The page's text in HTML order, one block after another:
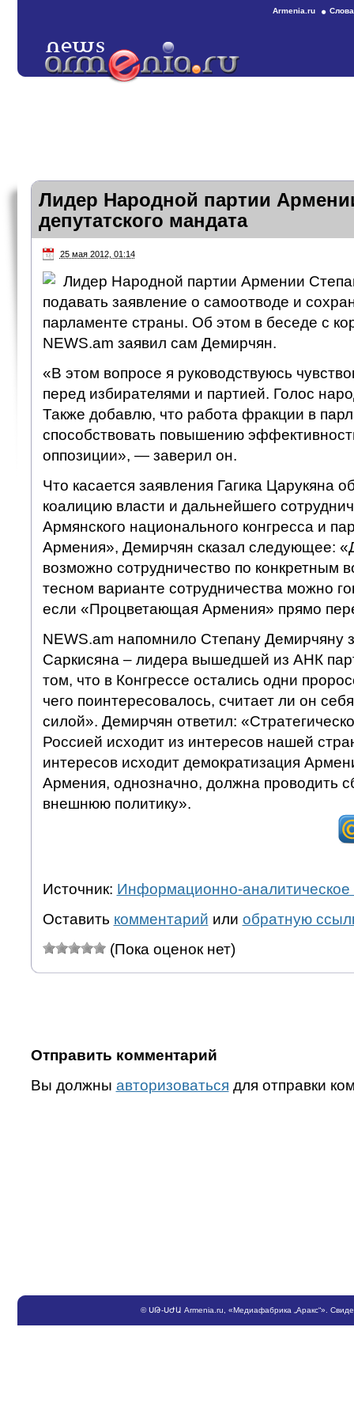
Armenia.ru
Лидер Народной партии
депутатского мандата
25 мая 2012, 01:14
Лидер Народной партии Армении
подавать заявление о самоотводе и
парламенте страны. Об этом в беседе с
NEWS.am заявил сам Демирчян.
«В этом вопросе я руководствуюсь
перед избирателями и партией. Голос
Также добавлю, что работа фракции в
способствовать повышению
оппозиции», — заверил он.
Что касается заявления Гагика Царукяна
коалицию власти и дальнейшего
Армянского национального конгресса и
Армения», Демирчян сказал следующее:
возможно сотрудничество по конкретным
тесном варианте сотрудничества можно
если «Процветающая Армения» прямо
NEWS.am напомнило Степану Демирчяну
Саркисяна – лидера вышедшей из АНК
том, что в Конгрессе остались одни
чего поинтересовалось, считает ли он
силой». Демирчян ответил:
Россией исходит из интересов нашей
интересов исходит демократизация
Армения, однозначно, должна проводить
внешнюю политику».
Источник: Информационно-аналитическое
Оставить комментарий или обратную
(Пока оценок нет)
Отправить комментарий
Вы должны авторизоваться для отправки
©ՍԹ-ՍԺԱ Armenia.ru , «Медиафабрика „Аракс“».